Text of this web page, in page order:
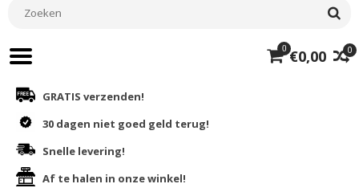
0
0 €0,00
GRATIS verzenden!
30 dagen niet goed geld terug!
Snelle levering!
Af te halen in onze winkel!